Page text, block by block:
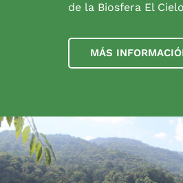
de la Biosfera El Cielo
MÁS